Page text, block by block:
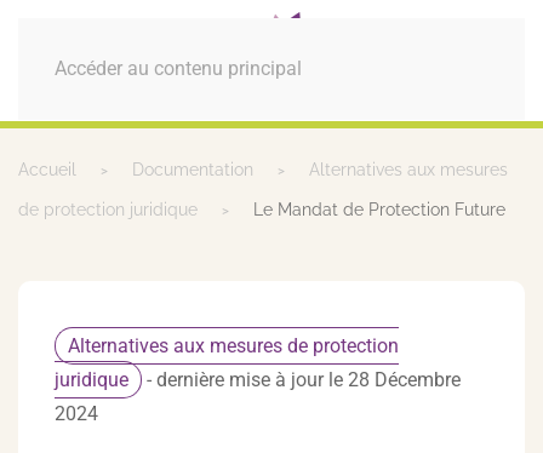
Accéder au contenu principal
MENU
Accueil Documentation Alternatives aux mesures
de protection juridique Le Mandat de Protection Future
Alternatives aux mesures de protection
juridique
- dernière mise à jour le 28 Décembre
2024